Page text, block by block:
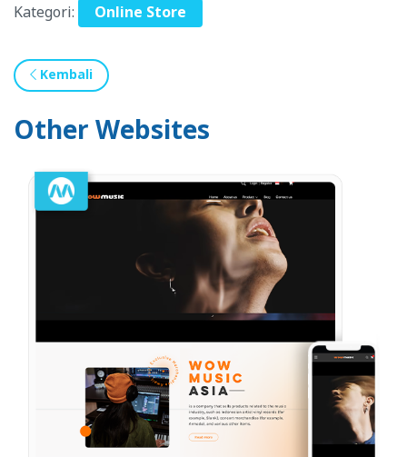
Kategori: Online Store
Kembali
Other Websites